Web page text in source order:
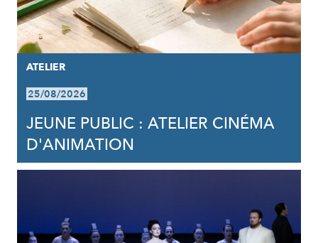
ATELIER
25/08/2026
JEUNE PUBLIC : ATELIER CINÉMA
D'ANIMATION